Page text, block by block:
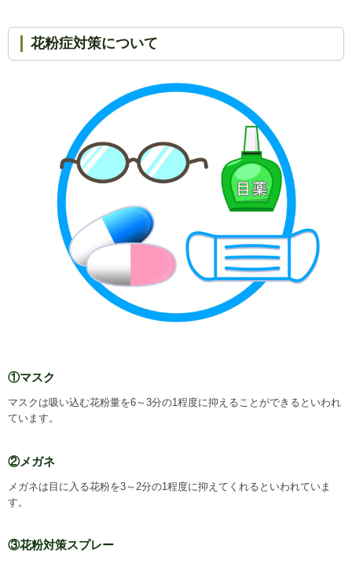
花粉症対策について
①マスク
マスクは吸い込む花粉量を6～3分の1程度に抑えることができるといわれ
ています。
②メガネ
メガネは目に入る花粉を3～2分の1程度に抑えてくれるといわれていま
す。
③花粉対策スプレー